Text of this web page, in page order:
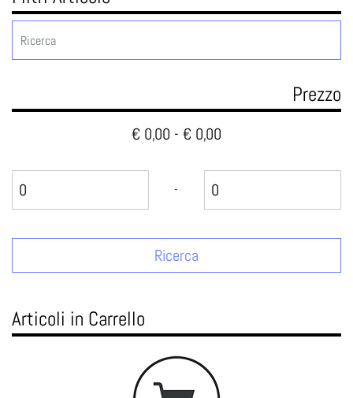
Prezzo
€ 0,00 - € 0,00
Prezzo minimo - Prezzo massimo
Articoli in Carrello